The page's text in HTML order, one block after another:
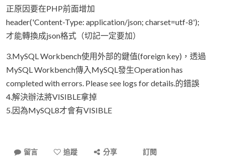
正原因要在PHP前面增加
header('Content-Type: application/json; charset=utf-8');
才能轉換成json格式（切記一定要加）
3.MySQL Workbench使用外部的鍵值(foreign key)，透過
MySQL Workbench傳入MySQL發生Operation has
completed with errors. Please see logs for details.的錯誤
4.解決辦法將VISIBLE拿掉
5.因為MySQL8才會有VISIBLE
留言 追蹤 分享 訂閱